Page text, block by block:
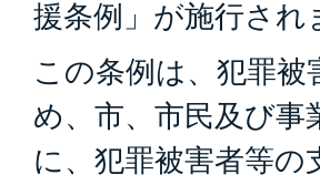
援条例」が施行され
この条例は、犯罪
め、市、市民及び
に、犯罪被害者等